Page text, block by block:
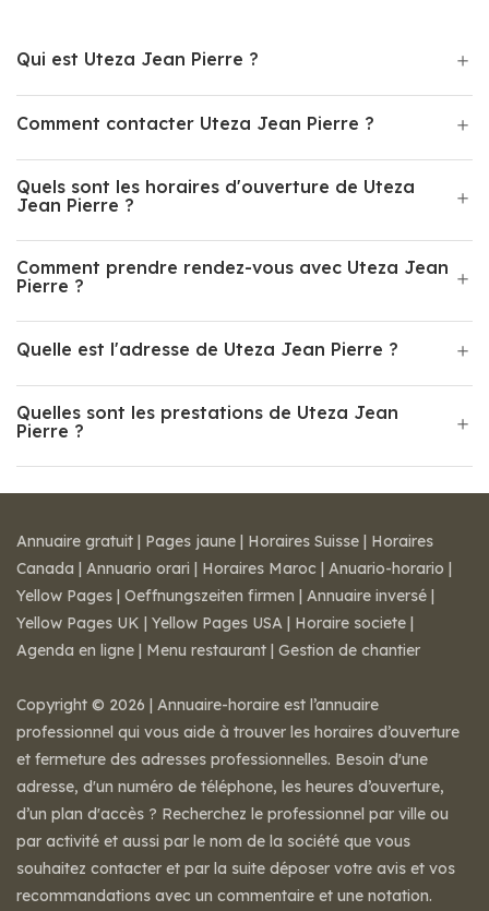
Qui est Uteza Jean Pierre ?
Comment contacter Uteza Jean Pierre ?
Quels sont les horaires d'ouverture de Uteza
Jean Pierre ?
Comment prendre rendez-vous avec Uteza Jean
Pierre ?
Quelle est l'adresse de Uteza Jean Pierre ?
Quelles sont les prestations de Uteza Jean
Pierre ?
Annuaire gratuit | Pages jaune | Horaires Suisse | Horaires
Canada | Annuario orari | Horaires Maroc | Anuario-horario |
Yellow Pages | Oeffnungszeiten firmen | Annuaire inversé |
Yellow Pages UK | Yellow Pages USA | Horaire societe |
Agenda en ligne | Menu restaurant | Gestion de chantier
Copyright © 2026 | Annuaire-horaire est l’annuaire
professionnel qui vous aide à trouver les horaires d’ouverture
et fermeture des adresses professionnelles. Besoin d'une
adresse, d'un numéro de téléphone, les heures d’ouverture,
d’un plan d'accès ? Recherchez le professionnel par ville ou
par activité et aussi par le nom de la société que vous
souhaitez contacter et par la suite déposer votre avis et vos
recommandations avec un commentaire et une notation.